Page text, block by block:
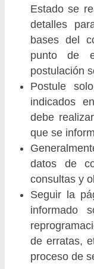
Estado se
detalles
bases del
punto de
postulación
Postule
indicados
debe
que se
datos de
consultas y
Seguir la
informado
de erratas,
proceso de